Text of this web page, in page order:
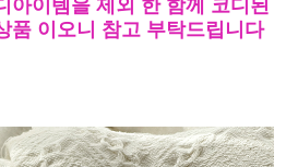
아이템을 제외 한 함께 코디된
품 이오니 참고 부탁드립니다